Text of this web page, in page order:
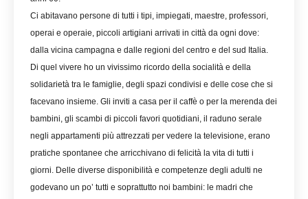
Ci abitavano persone di tutti i tipi, impiegati, maestre, professori,
operai e operaie, piccoli artigiani arrivati in città da ogni dove:
dalla vicina campagna e dalle regioni del centro e del sud Italia.
Di quel vivere ho un vivissimo ricordo della socialità e della
solidarietà tra le famiglie, degli spazi condivisi e delle cose che si
facevano insieme. Gli inviti a casa per il caffè o per la merenda dei
bambini, gli scambi di piccoli favori quotidiani, il raduno serale
negli appartamenti più attrezzati per vedere la televisione, erano
pratiche spontanee che arricchivano di felicità la vita di tutti i
giorni. Delle diverse disponibilità e competenze degli adulti ne
godevano un po’ tutti e soprattutto noi bambini: le madri che